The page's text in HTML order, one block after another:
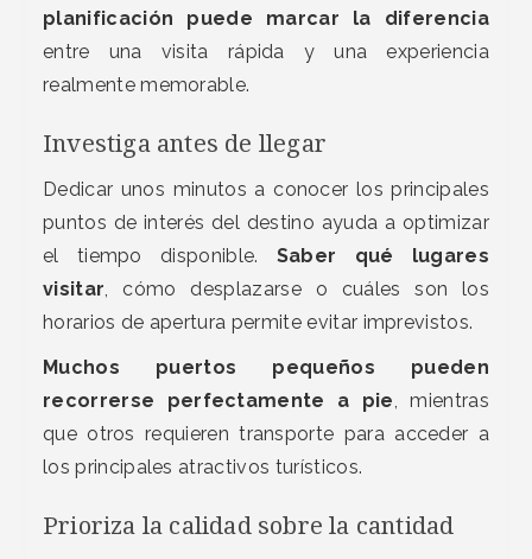
planificación puede marcar la diferencia
entre una visita rápida y una experiencia
realmente memorable.
Investiga antes de llegar
Dedicar unos minutos a conocer los principales
puntos de interés del destino ayuda a optimizar
el tiempo disponible. Saber qué lugares
visitar, cómo desplazarse o cuáles son los
horarios de apertura permite evitar imprevistos.
Muchos puertos pequeños pueden
recorrerse perfectamente a pie, mientras
que otros requieren transporte para acceder a
los principales atractivos turísticos.
Prioriza la calidad sobre la cantidad